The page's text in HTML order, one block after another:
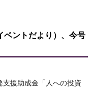
ベントだより）、今号
援助成金「人への投資